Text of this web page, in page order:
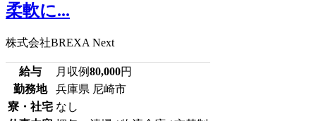
柔軟に...
株式会社BREXA Next
給与 月収例80,000円
勤務地
兵庫県 尼崎市
寮・社宅 なし